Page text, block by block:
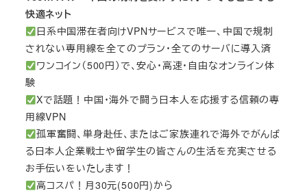
快適ネット
日系中国滞在者向けVPNサービスで唯一、中国で規制
されない専用線を全てのプラン・全てのサーバに導入済
ワンコイン（500円）で、安心・高速・自由なオンライン体
験
Xで話題！中国・海外で闘う日本人を応援する信頼の専
用線VPN
孤軍奮闘、単身赴任、またはご家族連れで海外でがんば
る日本人企業戦士や留学生の皆さんの生活を充実させる
お手伝いをいたします！
高コスパ！月30元(500円)から